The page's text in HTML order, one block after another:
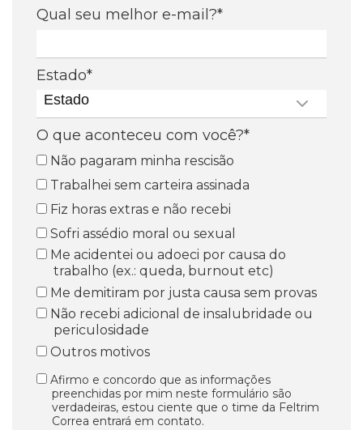
Qual seu melhor e-mail?*
Estado*
Estado
O que aconteceu com você?*
Não pagaram minha rescisão
Trabalhei sem carteira assinada
Fiz horas extras e não recebi
Sofri assédio moral ou sexual
Me acidentei ou adoeci por causa do
trabalho (ex.: queda, burnout etc)
Me demitiram por justa causa sem provas
Não recebi adicional de insalubridade ou
periculosidade
Outros motivos
Afirmo e concordo que as informações
preenchidas por mim neste formulário são
verdadeiras, estou ciente que o time da Feltrim
Correa entrará em contato.